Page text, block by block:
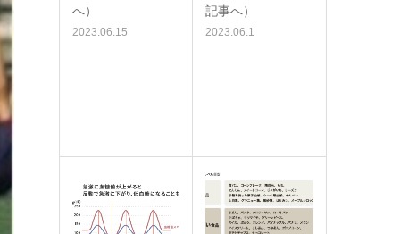
へ）
2023.06.15
記事へ）
2023.06.1